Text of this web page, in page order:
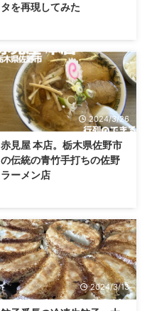
タを再現してみた
2024/3/26
赤見屋 本店。栃木県佐野市
の伝統の青竹手打ちの佐野
ラーメン店
2024/3/13